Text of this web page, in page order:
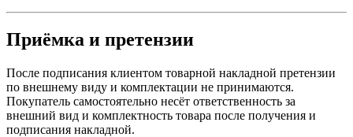
Приёмка и претензии
После подписания клиентом товарной накладной претензии
по внешнему виду и комплектации не принимаются.
Покупатель самостоятельно несёт ответственность за
внешний вид и комплектность товара после получения и
подписания накладной.